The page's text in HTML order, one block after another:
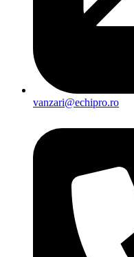
vanzari@echipro.ro